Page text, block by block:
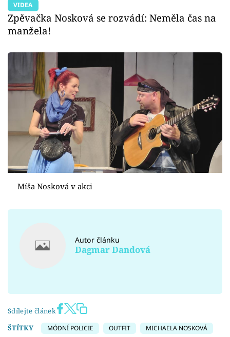
VIDEA
Zpěvačka Nosková se rozvádí: Neměla čas na
manžela!
Míša Nosková v akci
Autor článku
Dagmar Dandová
Sdílejte článek
ŠTÍTKY
MÓDNÍ POLICIE OUTFIT MICHAELA NOSKOVÁ